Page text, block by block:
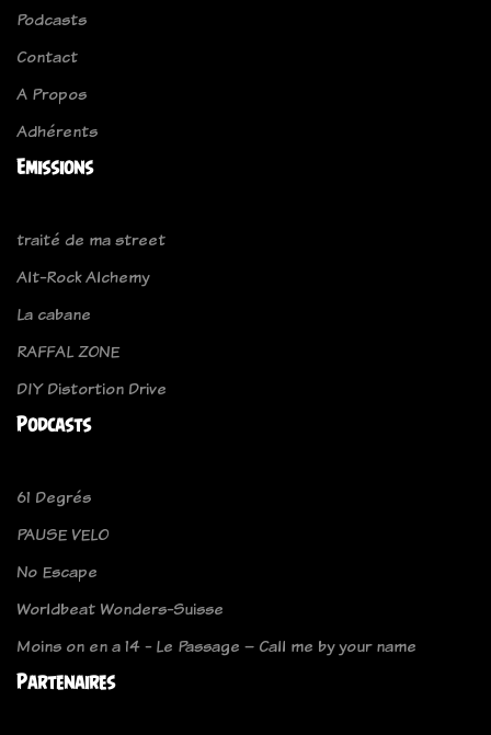
Podcasts
Contact
A Propos
Adhérents
Emissions
traité de ma street
Alt-Rock Alchemy
La cabane
RAFFAL ZONE
DIY Distortion Drive
Podcasts
61 Degrés
PAUSE VELO
No Escape
Worldbeat Wonders-Suisse
Moins on en a 14 - Le Passage – Call me by your name
Partenaires